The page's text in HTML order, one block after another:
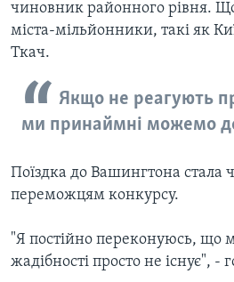
чиновник районного рівня.
міста-мільйонники, такі як
Ткач.
Якщо не реагують
ми принаймні можемо
Поїздка до Вашингтона стала
переможцям конкурсу.
"Я постійно переконуюсь, що
жадібності просто не існує", -